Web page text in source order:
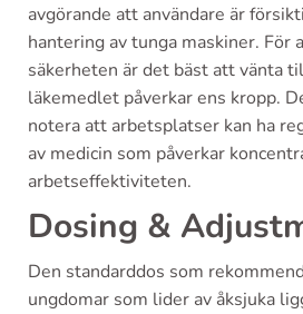
avgörande att användare är
hantering av tunga maskiner. För
säkerheten är det bäst att vänta
läkemedlet påverkar ens kropp.
notera att arbetsplatser kan ha
av medicin som påverkar
arbetseffektiviteten.
Dosing &
Den standarddos som
ungdomar som lider av åksjuka